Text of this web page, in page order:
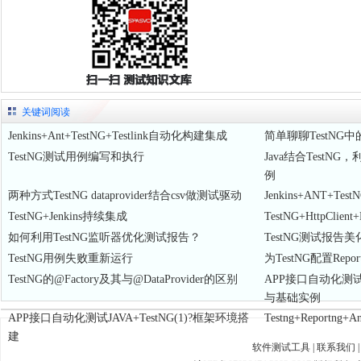
关键词阅读
Jenkins+Ant+TestNG+Testlink自动化构建集成
简单聊聊TestNG中
TestNG测试用例编写和执行
Java结合TestNG
例
两种方式TestNG dataprovider结合csv做测试驱动
TestNG+Jenkins持续集成
如何利用TestNG监听器优化测试报告？
TestNG测试报告美
TestNG用例失败重新运行
为TestNG配置
TestNG的@Factory及其与@DataProvider的区别
APP接口自动化测
与基础实例
APP接口自动化测试JAVA+TestNG(1)?框架环境搭
建
软件测试工具 联系我们